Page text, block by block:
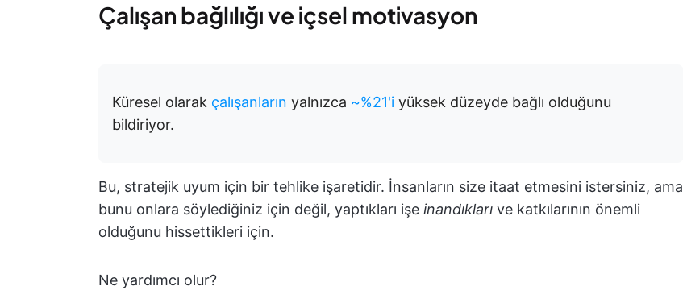
Çalışan bağlılığı ve içsel motivasyon
Küresel olarak çalışanların yalnızca ~%21'i yüksek düzeyde bağlı olduğunu
bildiriyor.
Bu, stratejik uyum için bir tehlike işaretidir. İnsanların size itaat etmesini istersiniz, ama
bunu onlara söylediğiniz için değil, yaptıkları işe inandıkları ve katkılarının önemli
olduğunu hissettikleri için.
Ne yardımcı olur?